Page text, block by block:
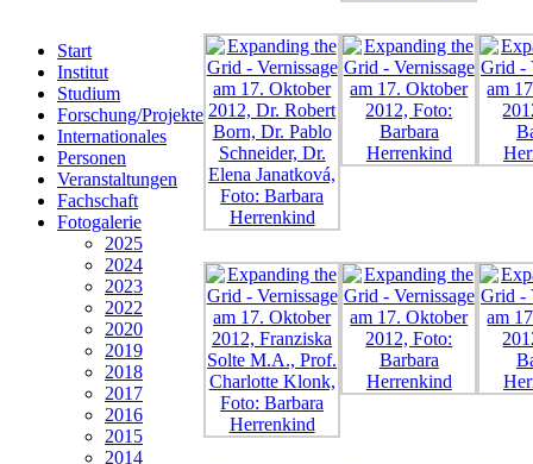
Start
Institut
Studium
Forschung/Projekte
Internationales
Personen
Veranstaltungen
Fachschaft
Fotogalerie
2025
2024
2023
2022
2020
2019
2018
2017
2016
2015
2014